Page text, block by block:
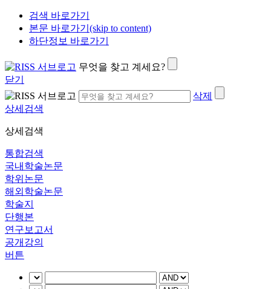
검색 바로가기
본문 바로가기(skip to content)
하단정보 바로가기
무엇을 찾고 계세요?
닫기
삭제
상세검색
상세검색
통합검색
국내학술논문
학위논문
해외학술논문
학술지
단행본
연구보고서
공개강의
버튼